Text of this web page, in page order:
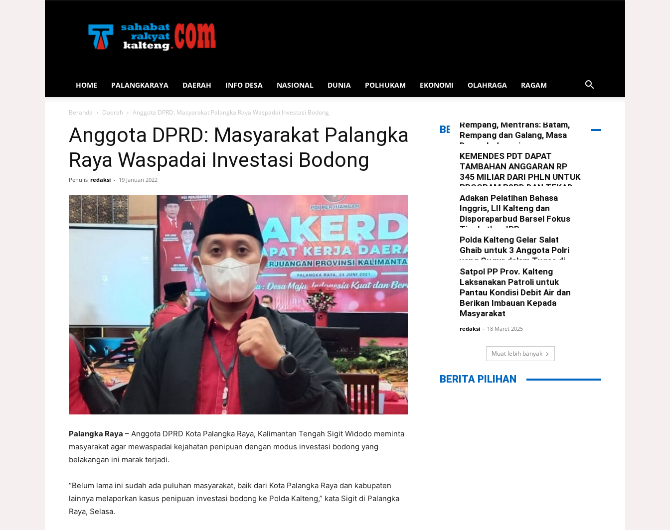
Rakyat
Kalteng
HOME PALANGKARAYA DAERAH INFO DESA NASIONAL DUNIA POLHUKAM EKONOMI OLAHRAGA RAGAM
Beranda Daerah Anggota DPRD: Masyarakat Palangka Raya Waspadai Investasi Bodong
Anggota DPRD: Masyarakat Palangka
Raya Waspadai Investasi Bodong
Penulis redaksi - 19 Januari 2022
Palangka Raya – Anggota DPRD Kota Palangka Raya, Kalimantan Tengah Sigit Widodo meminta
masyarakat agar mewaspadai kejahatan penipuan dengan modus investasi bodong yang
belakangan ini marak terjadi.
“Belum lama ini sudah ada puluhan masyarakat, baik dari Kota Palangka Raya dan kabupaten
lainnya melaporkan kasus penipuan investasi bodong ke Polda Kalteng,” kata Sigit di Palangka
Raya, Selasa.
BERITA TERBARU
Rempang, Mentrans: Batam,
Rempang dan Galang, Masa
Depan Indonesia
redaksi - 29 Maret 2025
KEMENDES PDT DAPAT
TAMBAHAN ANGGARAN RP
345 MILIAR DARI PHLN UNTUK
PROGRAM P3PD DAN TEKAD
redaksi - 22 Maret 2025
Adakan Pelatihan Bahasa
Inggris, LII Kalteng dan
Disporaparbud Barsel Fokus
Tingkatkan IPP
redaksi - 21 Maret 2025
Polda Kalteng Gelar Salat
Ghaib untuk 3 Anggota Polri
yang Gugur dalam Tugas di
Way Kanan Lampung
redaksi - 19 Maret 2025
Satpol PP Prov. Kalteng
Laksanakan Patroli untuk
Pantau Kondisi Debit Air dan
Berikan Imbauan Kepada
Masyarakat
redaksi - 18 Maret 2025
Muat lebih banyak
BERITA PILIHAN